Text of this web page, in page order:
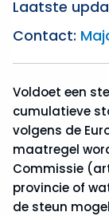
DAEB
Vrijstellings­
mogelijkheden
De-
minimis­
Laatste
Contact:
Voldoet een
cumulatieve
volgens de
maatregel
Commissie
provincie of
de steun